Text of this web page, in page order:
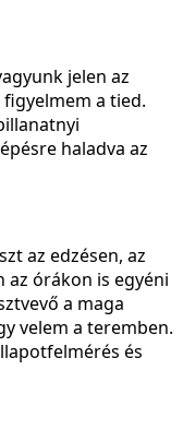
jelen az
a tied.
haladva az
az edzésen, az
az órákon is egyéni
a maga
velem a teremben.
és